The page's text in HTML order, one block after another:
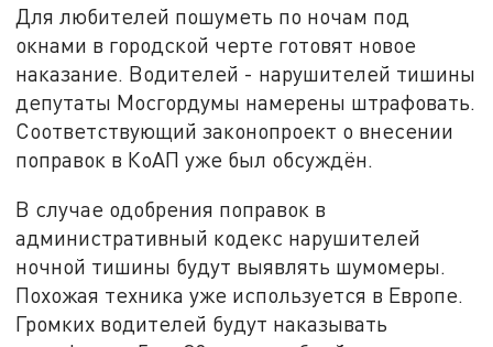
Для любителей пошуметь по ночам под
окнами в городской черте готовят новое
наказание. Водителей - нарушителей тишины
депутаты Мосгордумы намерены штрафовать.
Соответствующийзаконопроект о внесении
поправок в КоАПуже был обсуждён.
В случае одобрения поправок в
административный кодекс нарушителей
ночной тишины будут выявлять шумомеры.
Похожая техника уже используется в Европе.
Громких водителей будут наказывать